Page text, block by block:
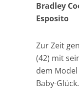
Bradley
Esposito
Zur Zeit
(42) mit
dem Model
Baby-